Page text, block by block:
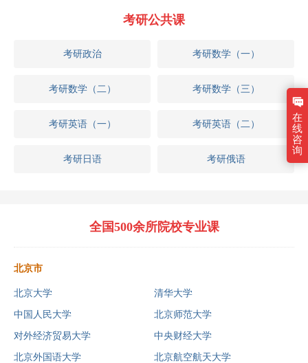
考研公共课
考研政治 考研数学（一）
考研数学（二） 考研数学（三）
考研英语（一） 考研英语（二）
考研日语 考研俄语
全国500余所院校专业课
北京市
北京大学 清华大学
中国人民大学 北京师范大学
对外经济贸易大学 中央财经大学
北京外国语大学 北京航空航天大学
在
线
咨
询